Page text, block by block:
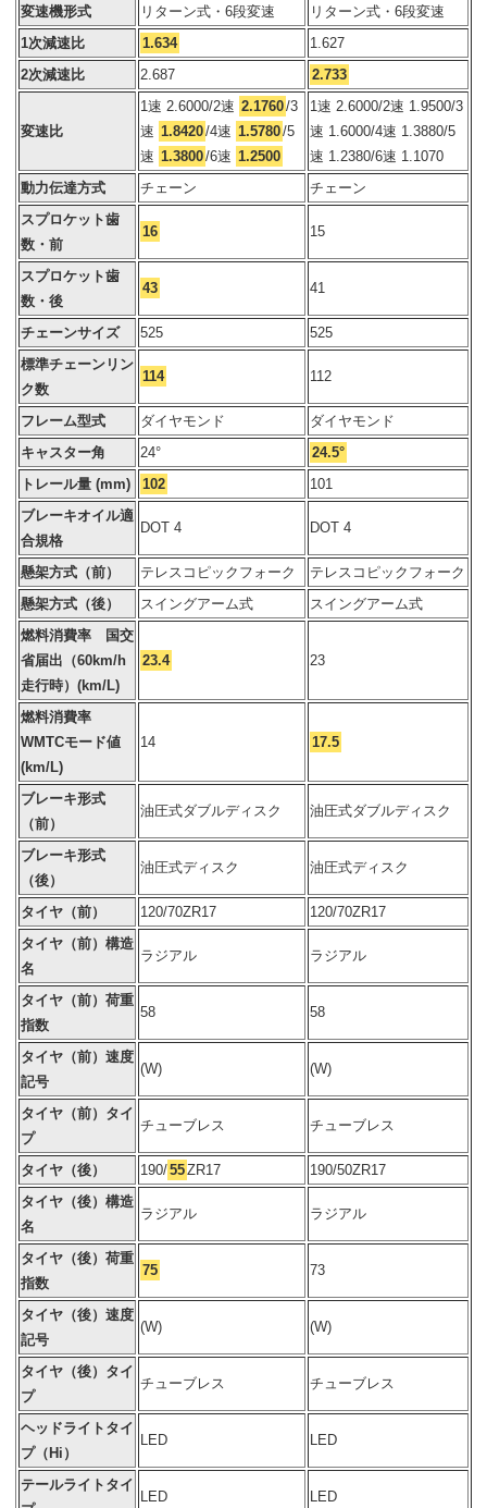
変速機形式
リターン式・6段変速
リターン式・6段変速
1次減速比
1.634
1.627
2次減速比
2.687 2.733
変速比
1速 2.6000/2速 2.1760/3
速 1.8420/4速 1.5780/5
速 1.3800/6速 1.2500
1速 2.6000/2速 1.9500/3
速 1.6000/4速 1.3880/5
速 1.2380/6速 1.1070
動力伝達方式
チェーン
チェーン
スプロケット歯
数・前
16 15
スプロケット歯
数・後
43 41
チェーンサイズ 525
525
標準チェーンリン
ク数
114 112
フレーム型式 ダイヤモンド
ダイヤモンド
キャスター角
24°
24.5°
トレール量 (mm)
102
101
ブレーキオイル適
合規格
DOT 4 DOT 4
懸架方式（前） テレスコピックフォーク
テレスコピックフォーク
懸架方式（後）
スイングアーム式
スイングアーム式
燃料消費率 国交
省届出（60km/h
走行時）(km/L)
23.4 23
燃料消費率
WMTCモード値
(km/L)
14 17.5
ブレーキ形式
（前）
油圧式ダブルディスク 油圧式ダブルディスク
ブレーキ形式
（後）
油圧式ディスク 油圧式ディスク
タイヤ（前） 120/70ZR17
120/70ZR17
タイヤ（前）構造
名
ラジアル ラジアル
タイヤ（前）荷重
指数
58 58
タイヤ（前）速度
記号
(W) (W)
タイヤ（前）タイ
プ
チューブレス チューブレス
タイヤ（後） 190/55ZR17
190/50ZR17
タイヤ（後）構造
名
ラジアル ラジアル
タイヤ（後）荷重
指数
75 73
タイヤ（後）速度
記号
(W) (W)
タイヤ（後）タイ
プ
チューブレス チューブレス
ヘッドライトタイ
プ（Hi）
LED LED
テールライトタイ
LED LED